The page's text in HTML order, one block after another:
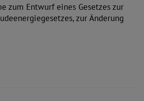
zum Entwurf eines Gesetzes zur
zur Änderung